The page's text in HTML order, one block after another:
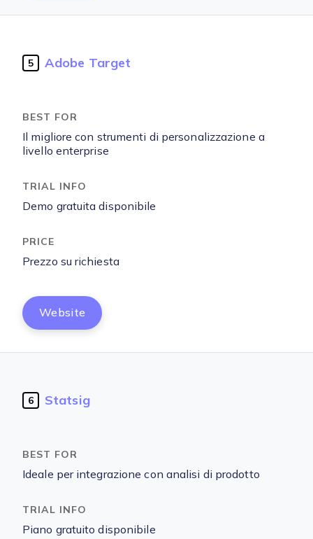
5 Adobe Target
Il migliore con strumenti di personalizzazione a
livello enterprise
Demo gratuita disponibile
Prezzo su richiesta
Website
6 Statsig
Ideale per integrazione con analisi di prodotto
Piano gratuito disponibile